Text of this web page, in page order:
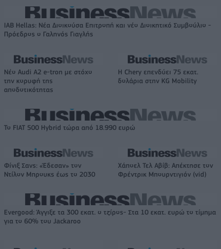
IAB Hellas: Νέα Διοικούσα Επιτροπή και νέο Διοικητικό Συμβούλιο -
Πρόεδρος ο Γαληνός Γιαγλής
Νέο Audi A2 e-tron με στόχο
την κορυφή της
αποδοτικότητας
Η Chery επενδύει 75 εκατ.
δολάρια στην KG Mobility
Το FIAT 500 Hybrid τώρα από 18.990 ευρώ
Φίνιξ Σανς: «Έδεσαν» τον
Ντίλον Μπρουκς έως το 2030
Χάποελ Τελ Αβίβ: Απέκτησε τον
Φρέντρικ Μπουρντιγιόν (vid)
Evergood: Άγγιξε τα 300 εκατ. ο τζίρος- Στα 10 εκατ. ευρώ το τίμημα
για το 60% του Jackaroo